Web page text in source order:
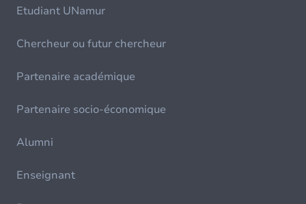
Etudiant UNamur
Chercheur ou futur chercheur
Partenaire académique
Partenaire socio-économique
Alumni
Enseignant